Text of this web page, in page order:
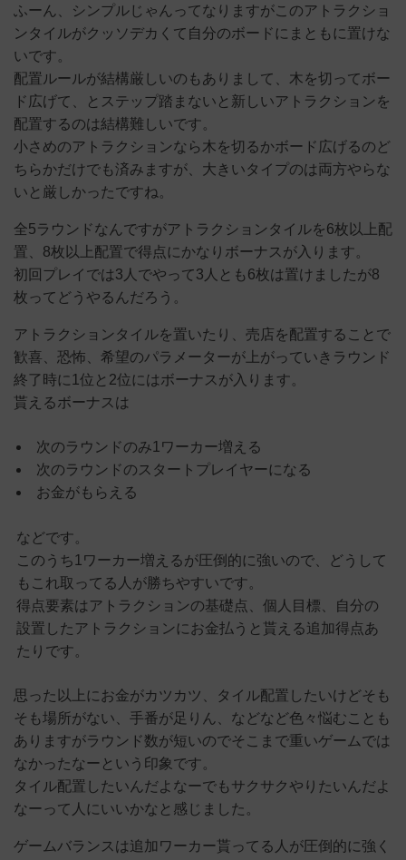
ふーん、シンプルじゃんってなりますがこのアトラクショ
ンタイルがクッソデカくて自分のボードにまともに置けな
いです。
配置ルールが結構厳しいのもありまして、木を切ってボー
ド広げて、とステップ踏まないと新しいアトラクションを
配置するのは結構難しいです。
小さめのアトラクションなら木を切るかボード広げるのど
ちらかだけでも済みますが、大きいタイプのは両方やらな
いと厳しかったですね。
全5ラウンドなんですがアトラクションタイルを6枚以上配
置、8枚以上配置で得点にかなりボーナスが入ります。
初回プレイでは3人でやって3人とも6枚は置けましたが8
枚ってどうやるんだろう。
アトラクションタイルを置いたり、売店を配置することで
歓喜、恐怖、希望のパラメーターが上がっていきラウンド
終了時に1位と2位にはボーナスが入ります。
貰えるボーナスは
次のラウンドのみ1ワーカー増える
次のラウンドのスタートプレイヤーになる
お金がもらえる
などです。
このうち1ワーカー増えるが圧倒的に強いので、どうして
もこれ取ってる人が勝ちやすいです。
得点要素はアトラクションの基礎点、個人目標、自分の
設置したアトラクションにお金払うと貰える追加得点あ
たりです。
思った以上にお金がカツカツ、タイル配置したいけどそも
そも場所がない、手番が足りん、などなど色々悩むことも
ありますがラウンド数が短いのでそこまで重いゲームでは
なかったなーという印象です。
タイル配置したいんだよなーでもサクサクやりたいんだよ
なーって人にいいかなと感じました。
ゲームバランスは追加ワーカー貰ってる人が圧倒的に強く